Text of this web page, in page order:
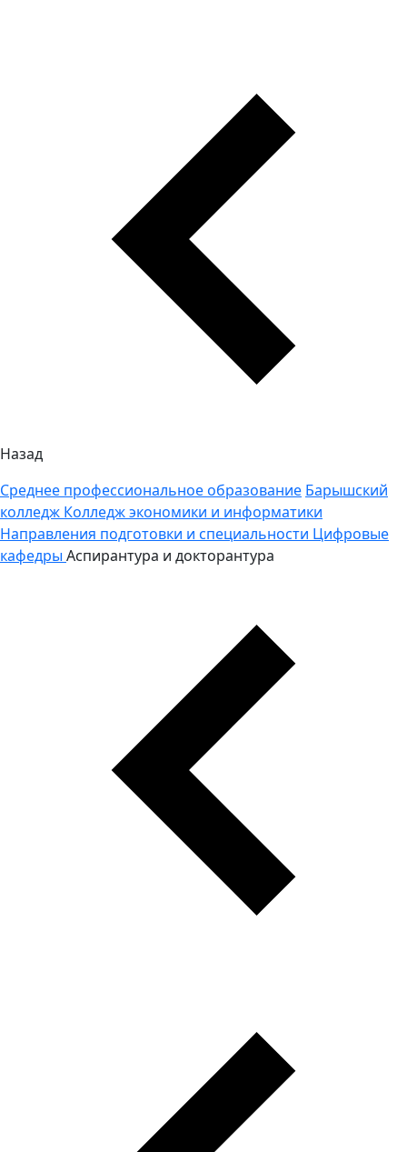
Назад
Среднее профессиональное образование Барышский
колледж Колледж экономики и информатики
Направления подготовки и специальности Цифровые
кафедры Аспирантура и докторантура